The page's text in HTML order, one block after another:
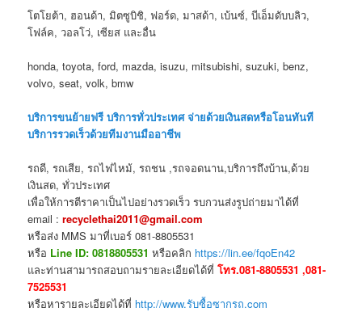
โตโยต้า, ฮอนด้า, มิตซูบิชิ, ฟอร์ด, มาสด้า, เบ้นซ์, บีเอ็มดับบลิว,
โฟล์ค, วอลโว่, เซียส และอื่น
honda, toyota, ford, mazda, isuzu, mitsubishi, suzuki, benz,
volvo, seat, volk, bmw
บริการขนย้ายฟรี บริการทั่วประเทศ จ่ายด้วยเงินสดหรือโอนทันที
บริการรวดเร็วด้วยทีมงานมืออาชีพ
รถดี, รถเสีย, รถไฟไหม้, รถชน ,รถจอดนาน,บริการถึงบ้าน,ด้วย
เงินสด, ทั่วประเทศ
เพื่อให้การตีราคาเป็นไปอย่างรวดเร็ว รบกวนส่งรูปถ่ายมาได้ที่
email : recyclethai2011@gmail.com
หรือส่ง MMS มาที่เบอร์ 081-8805531
หรือ Line ID: 0818805531หรือคลิก https://lin.ee/fqoEn42
และท่านสามารถสอบถามรายละเอียดได้ที่โทร.081-8805531 ,081-
7525531
หรือหารายละเอียดได้ที่ http://www.รับซื้อซากรถ.com